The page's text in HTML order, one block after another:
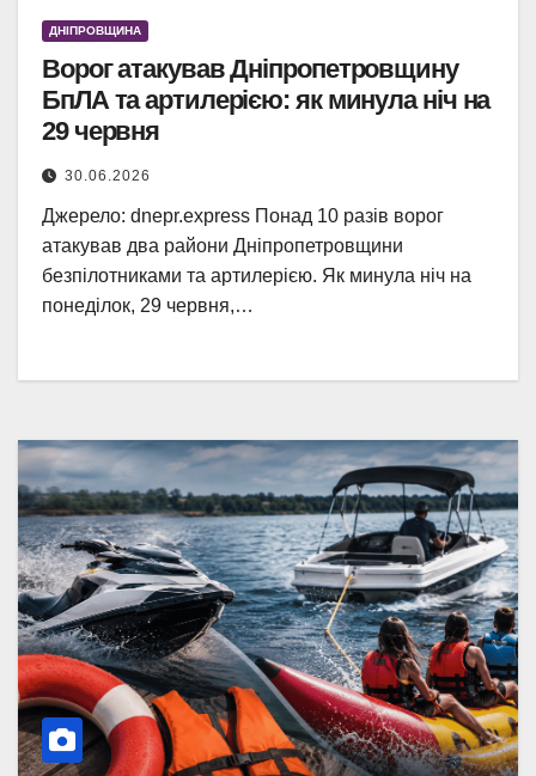
ДНІПРОВЩИНА
Ворог атакував Дніпропетровщину
БпЛА та артилерією: як минула ніч на
29 червня
30.06.2026
Джерело: dnepr.express Понад 10 разів ворог
атакував два райони Дніпропетровщини
безпілотниками та артилерією. Як минула ніч на
понеділок, 29 червня,…